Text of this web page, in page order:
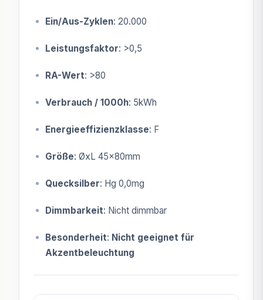
Ein/Aus-Zyklen: 20.000
Leistungsfaktor: >0,5
RA-Wert: >80
Verbrauch / 1000h: 5kWh
Energieeffizienzklasse: F
Größe: ØxL 45x80mm
Quecksilber: Hg 0,0mg
Dimmbarkeit: Nicht dimmbar
Besonderheit: Nicht geeignet für
Akzentbeleuchtung